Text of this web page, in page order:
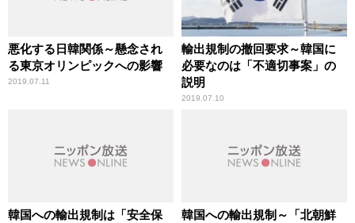
悪化する日韓関係～懸念され
る東京オリンピックへの影響
2019.07.11
輸出規制の撤回要求～韓国に
必要なのは「不適切事案」の
説明
2019.07.10
韓国への輸出規制は「安全保
韓国への輸出規制～「北朝鮮